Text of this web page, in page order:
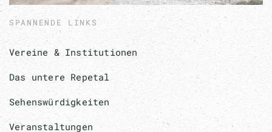
SPANNENDE LINKS
Vereine & Institutionen
Das untere Repetal
Sehenswürdigkeiten
Veranstaltungen